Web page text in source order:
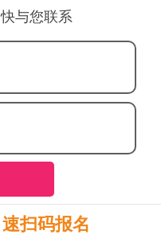
与您联系
速扫码报名